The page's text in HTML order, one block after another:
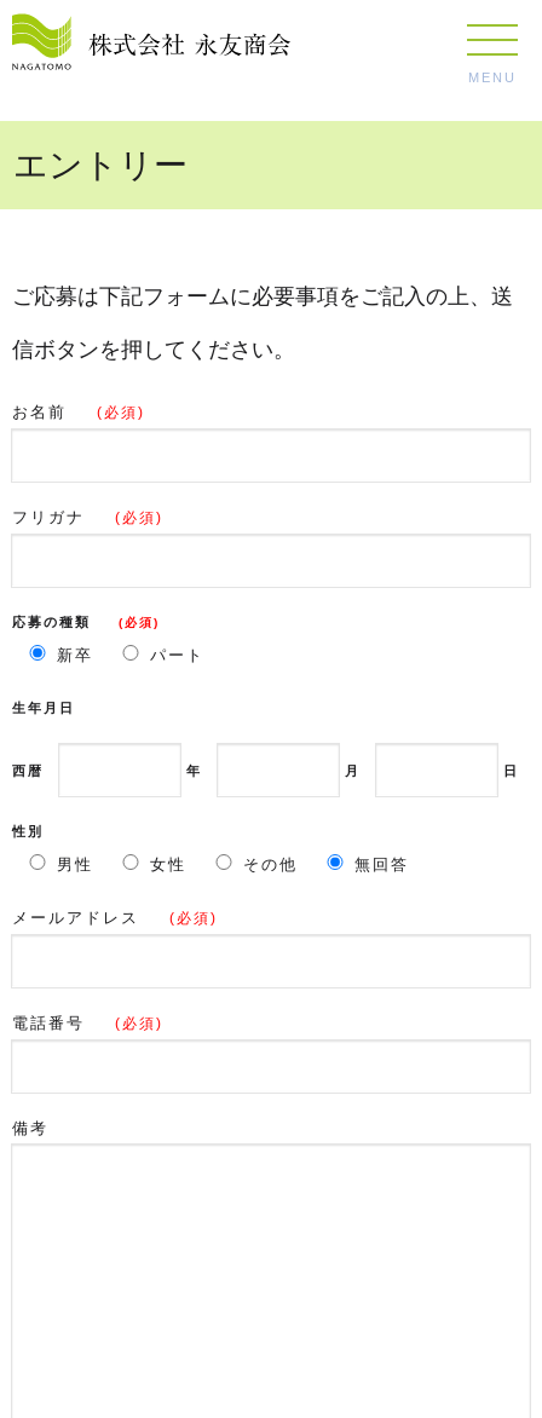
MENU
エントリー
ご応募は下記フォームに必要事項をご記入の上、送
信ボタンを押してください。
お名前 (必須)
フリガナ (必須)
応募の種類 (必須)
新卒 パート
生年月日
西暦 年 月 日
性別
男性 女性 その他 無回答
メールアドレス (必須)
電話番号 (必須)
備考